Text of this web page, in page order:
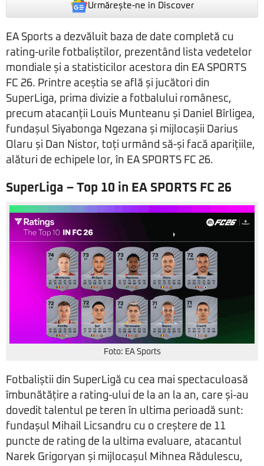
Urmărește-ne in Discover
EA Sports a dezvăluit baza de date completă cu
rating-urile fotbaliștilor, prezentând lista vedetelor
mondiale și a statisticilor acestora din EA SPORTS
FC 26. Printre aceștia se află și jucători din
SuperLiga, prima divizie a fotbalului românesc,
precum atacanții Louis Munteanu și Daniel Bîrligea,
fundașul Siyabonga Ngezana și mijlocașii Darius
Olaru și Dan Nistor, toți urmând să-și facă aparițiile,
alături de echipele lor, în EA SPORTS FC 26.
SuperLiga – Top 10 in EA SPORTS FC 26
Foto: EA Sports
Fotbaliștii din SuperLigă cu cea mai spectaculoasă
îmbunătățire a rating-ului de la an la an, care și-au
dovedit talentul pe teren în ultima perioadă sunt:
fundașul Mihail Licsandru cu o creștere de 11
puncte de rating de la ultima evaluare, atacantul
Narek Grigoryan și mijlocașul Mihnea Rădulescu,